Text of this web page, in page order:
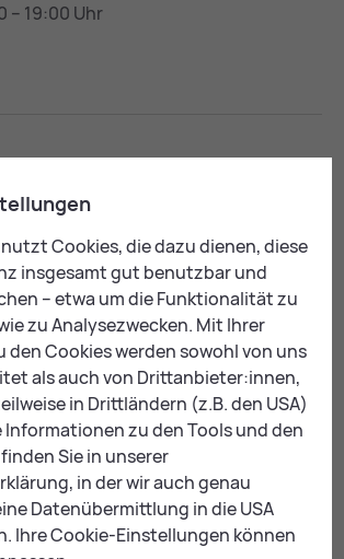
– 19:00 Uhr
der Kar­te
Um Karten anzuzeigen,
akzeptieren Sie bitte die
erforderlichenCoo­kies.
DIESEN INHALT ANZEIGEN
Cookies, die dazu dienen, diese
insgesamt gut benutzbar und
– etwa um die Funktionalität zu
zu Analysezwecken. Mit Ihrer
den Cookies werden sowohl von uns
als auch von Drittanbieter:innen,
in Drittländern (z.B. den USA)
Informationen zu den Tools und den
Sie in unserer
in der wir auch genau
Datenübermittlung in die USA
Ihre Cookie-Einstellungen können